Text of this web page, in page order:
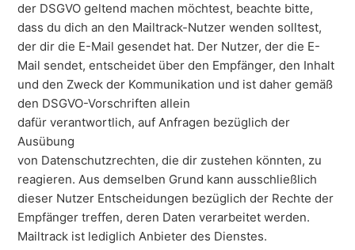
der DSGVO geltend machen möchtest, beachte bitte,
dass du dich an den Mailtrack-Nutzer wenden solltest,
der dir die E-Mail gesendet hat. Der Nutzer, der die E-
Mail sendet, entscheidet über den Empfänger, den Inhalt
und den Zweck der Kommunikation und ist daher gemäß
den DSGVO-Vorschriften allein
dafür verantwortlich, auf Anfragen bezüglich der
Ausübung
von Datenschutzrechten, die dir zustehen könnten, zu
reagieren. Aus demselben Grund kann ausschließlich
dieser Nutzer Entscheidungen bezüglich der Rechte der
Empfänger treffen, deren Daten verarbeitet werden.
Mailtrack ist lediglich Anbieter des Dienstes.